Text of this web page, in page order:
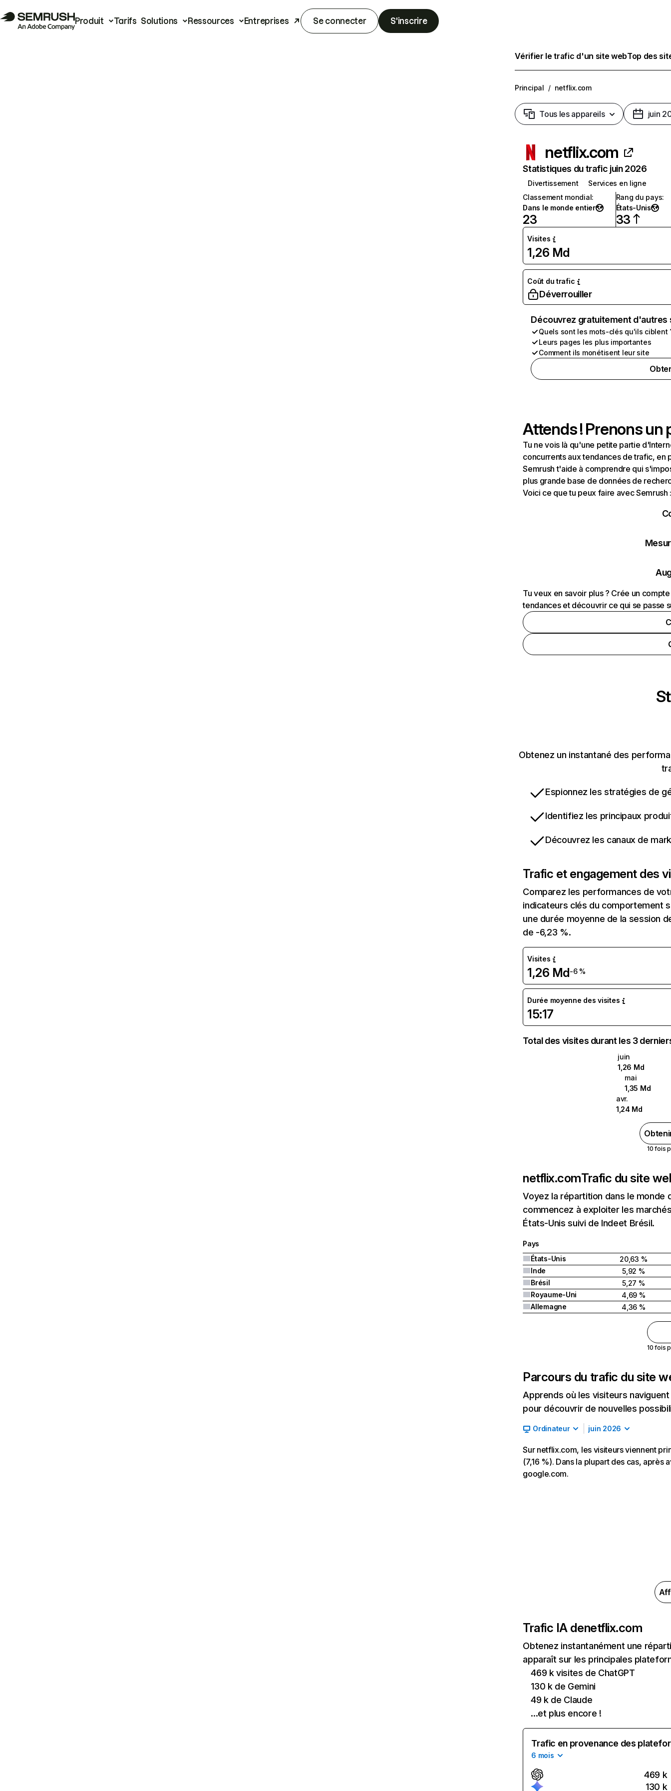
Produit Tarifs Solutions Ressources Entreprises Se connecter S'inscrire
Vérifier le trafic d'un site webTop des
Principal / netflix.com
Tous les appareils juin
netflix.com
Statistiques du trafic juin 2026
Divertissement
Services en ligne
Classement mondial:
Dans le monde entier
23
Rang du pays:
États-Unis
33
Visites
1,26 Md
Coût du trafic
Déverrouiller
Découvrez gratuitement
Quels sont les mots-clés qu'ils ciblent
Leurs pages les plus importantes
Comment ils monétisent leur site
Attends ! Prenons un
Tu ne vois là qu'une petite partie
concurrents aux tendances de trafic, en
Semrush t'aide à comprendre qui
plus grande base de données de
Voici ce que tu peux faire avec Semrush
Tu veux en savoir plus ? Crée un
tendances et découvrir ce qui se passe
Obtenez un instantané des
Espionnez les stratégies de
Identifiez les principaux
Découvrez les canaux de
Trafic et engagement des
Comparez les performances de
indicateurs clés du comportement
une durée moyenne de la session
de -6,23 %.
Visites
1,26 Md-6 %
Durée moyenne des visites
15:17
Total des visites durant les 3
juin
1,26 Md
mai
1,35 Md
avr.
1,24 Md
10 fois
netflix.comTrafic du site
Voyez la répartition dans le
commencez à exploiter les
États-Unis suivi de Indeet Brésil.
Pays
États-Unis
20,63 %
Inde
5,92 %
Brésil
5,27 %
Royaume-Uni
4,69 %
Allemagne
4,36 %
10 fois
Parcours du trafic du site
Apprends où les visiteurs
pour découvrir de nouvelles
Ordinateur juin 2026
Sur netflix.com, les visiteurs viennent
(7,16 %). Dans la plupart des cas,
google.com.
Trafic IA denetflix.com
Obtenez instantanément une
apparaît sur les principales
469 k visites de ChatGPT
130 k de Gemini
49 k de Claude
...et plus encore !
Trafic en provenance des
6 mois
469 k
130 k